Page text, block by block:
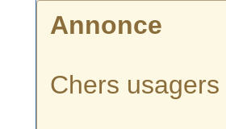
Annonce
Chers